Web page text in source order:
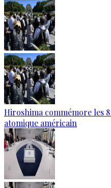
Hiroshima commémore les
atomique américain